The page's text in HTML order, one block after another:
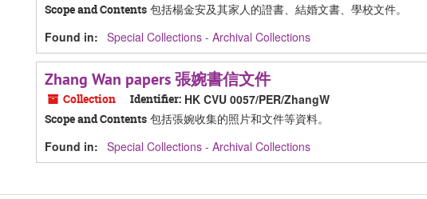
Scope and Contents 包括楊金安及其家人的證書、結婚文書、學校文件。
Found in: Special Collections - Archival Collections
Zhang Wan papers 張婉書信文件
Collection Identifier: HK CVU 0057/PER/ZhangW
Scope and Contents 包括張婉收集的照片和文件等資料。
Found in: Special Collections - Archival Collections